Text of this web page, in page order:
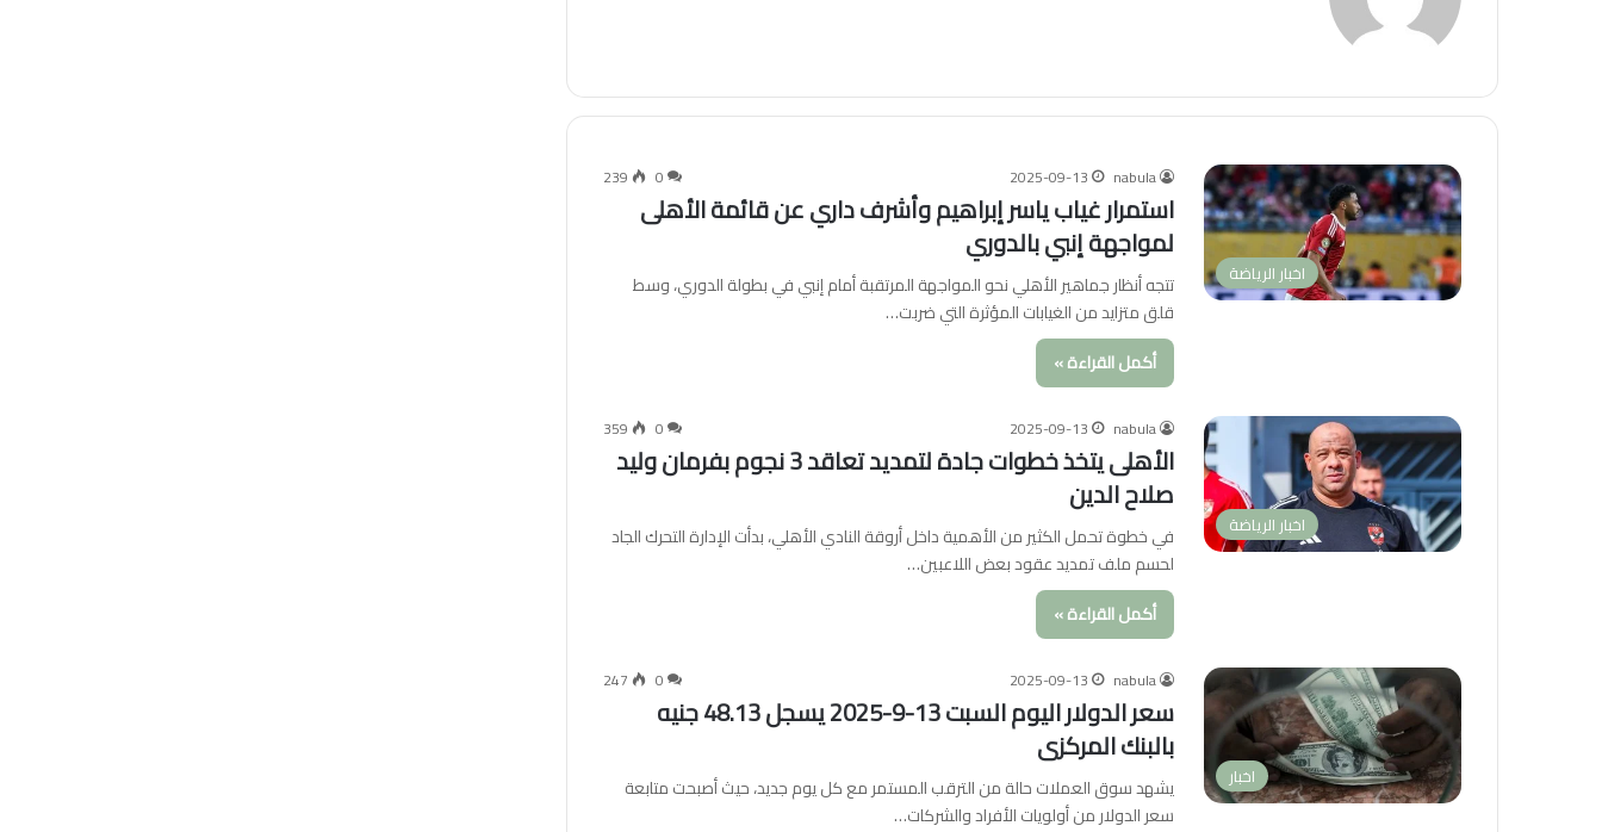
اخبار الرياضة
nabula
2025-09-13
0
239
استمرار غياب ياسر إبراهيم وأشرف داري عن قائمة الأهلى
لمواجهة إنبي بالدوري
تتجه أنظار جماهير الأهلي نحو المواجهة المرتقبة أمام إنبي في بطولة الدوري، وسط
قلق متزايد من الغيابات المؤثرة التي ضربت…
أكمل القراءة »
اخبار الرياضة
nabula
2025-09-13
0
359
الأهلى يتخذ خطوات جادة لتمديد تعاقد 3 نجوم بفرمان وليد
صلاح الدين
في خطوة تحمل الكثير من الأهمية داخل أروقة النادي الأهلي، بدأت الإدارة التحرك الجاد
لحسم ملف تمديد عقود بعض اللاعبين…
أكمل القراءة »
اخبار
nabula
2025-09-13
0
247
سعر الدولار اليوم السبت 13-9-2025 يسجل 48.13 جنيه
بالبنك المركزى
يشهد سوق العملات حالة من الترقب المستمر مع كل يوم جديد، حيث أصبحت متابعة
سعر الدولار من أولويات الأفراد والشركات…